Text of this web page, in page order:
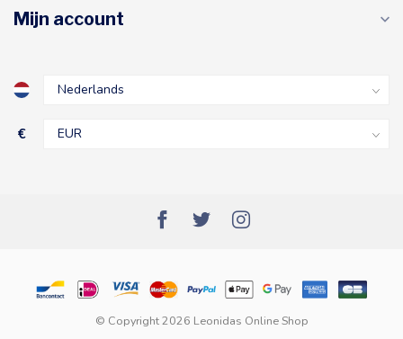
Mijn account
€
© Copyright 2026 Leonidas Online Shop